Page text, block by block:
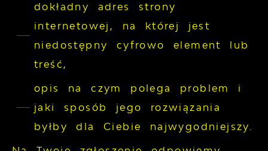
dokładny adres strony
internetowej, na której jest
niedostępny cyfrowo element lub
treść,
opis na czym polega problem i
jaki sposób jego rozwiązania
byłby dla Ciebie najwygodniejszy.